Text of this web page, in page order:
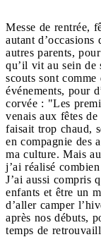
Messe de rentrée,
autant
autres parents,
qu’il vit au sein de
scouts sont comme
événements, pour
corvée : "Les
venais aux fêtes
faisait trop chaud,
en compagnie des
ma culture. Mais
j’ai réalisé
J’ai aussi compris
enfants et être un
d’aller camper
après nos débuts,
temps de